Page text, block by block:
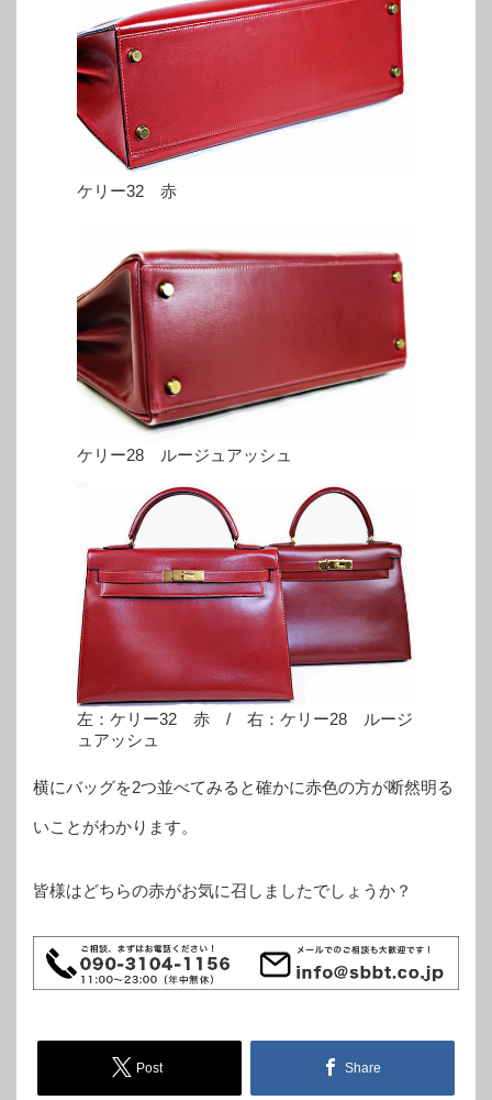
ケリー32 赤
ケリー28 ルージュアッシュ
左：ケリー32 赤 / 右：ケリー28 ルージ
ュアッシュ
横にバッグを2つ並べてみると確かに赤色の方が断然明る
いことがわかります。
皆様はどちらの赤がお気に召しましたでしょうか？
Post Share